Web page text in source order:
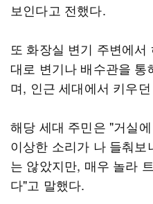
보인다고 전했다.
또 화장실 변기 주변에
대로 변기나 배수관을
며, 인근 세대에서 키우
해당 세대 주민은 "거실
이상한 소리가 나 들춰보
는 않았지만, 매우 놀라
다"고 말했다.